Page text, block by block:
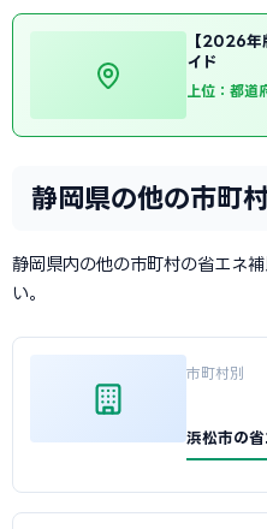
【2026年
イド
上位：都道
静岡県の他の市町
静岡県内の他の市町村の省エネ
い。
市町村別
浜松市の